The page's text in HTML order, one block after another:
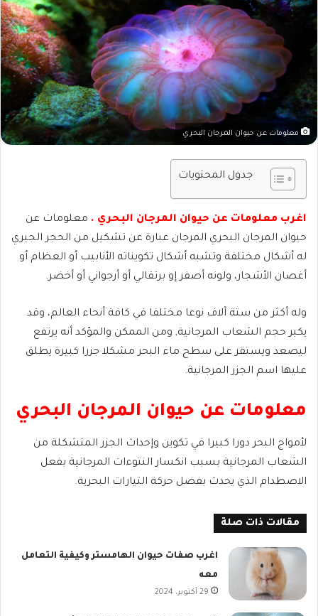
معلومات عن حيوان المرجان البحري
جدول المحتويات
اغرب معلومات عن حيوان المرجان البحري . معلومات عن
حيوان المرجان البحري المرجان عبارة عن تشكيل من الحجر الجيري
له أشكال مختلفة وتشبه أشكال تكويناته الأنابيب أو العظام أو
أغصان الأشجار، ولونه أصفر إو برتقالي أو أرجواني أو أخضر.
وله أكثر من ستة آلاف نوعا مختلفا في كافة أنحاء العالم، وقد
يكبر حجم الشعاب المرجانية, ومن الممكن والمؤكد أنه يرتفع
ليصعد ويستقر على سطح ماء البحر مشكلا جزرا كبيرة يطلق
عليها اسم الجزر المرجانية.
معلومات عن حيوان المرجان البحري
لأمواج البحر دورا كبيرا في تكوين وإحداث الجزر المتشكلة من
الشعاب المرجانية بسبب انكسار النتوءات المرجانية بفعل
الاصطدام الذي يحدث بفضل حركة التيارات البحرية.
مقالات ذات صلة
اغرب صفات حيوان الهامستر وكيفية التعامل
معه
29 أكتوبر، 2024